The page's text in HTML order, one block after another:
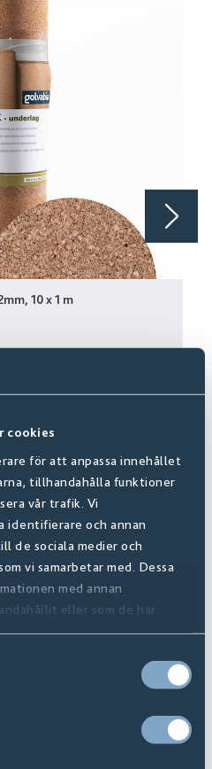
cookies
för att anpassa innehållet
tillhandahålla funktioner
vår trafik. Vi
identifierare och annan
de sociala medier och
vi samarbetar med. Dessa
med annan
eller som de har
tjänster.
10 x 1 m
lettlagte og stilige gulv
Et praktisk gulv
at det passer for hele